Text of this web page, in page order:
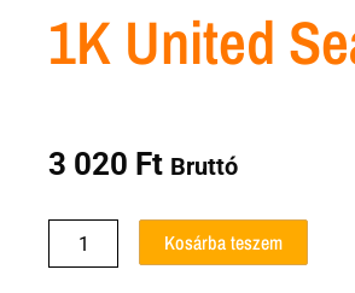
1K United
3 020 Ft Bruttó
Nyári
Kosárba teszem